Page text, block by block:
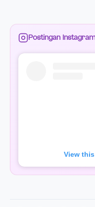
Postingan
View